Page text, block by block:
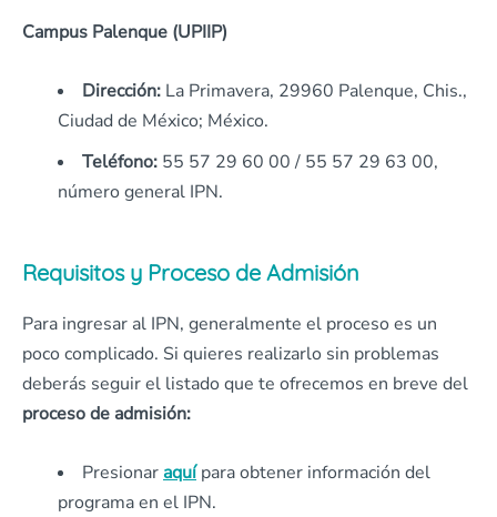
Campus Palenque (UPIIP)
Dirección: La Primavera, 29960 Palenque, Chis.,
Ciudad de México; México.
Teléfono: 55 57 29 60 00 / 55 57 29 63 00,
número general IPN.
Requisitos y Proceso de Admisión
Para ingresar al IPN, generalmente el proceso es un
poco complicado. Si quieres realizarlo sin problemas
deberás seguir el listado que te ofrecemos en breve del
proceso de admisión:
Presionaraquípara obtener información del
programa en el IPN.